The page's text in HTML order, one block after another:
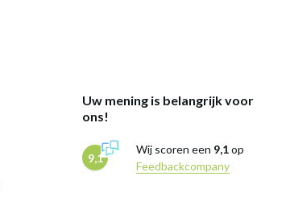
Uw mening is belangrijk voor
ons!
9,1
Wij scoren een 9,1op
Feedbackcompany